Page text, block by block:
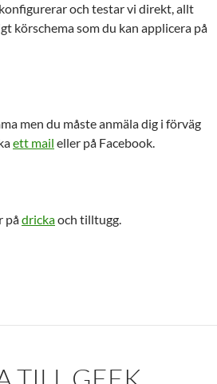
och testar vi direkt, allt
körschema som du kan applicera på
men du måste anmäla dig i förväg
ett mail eller på Facebook.
pådrickaoch tilltugg.